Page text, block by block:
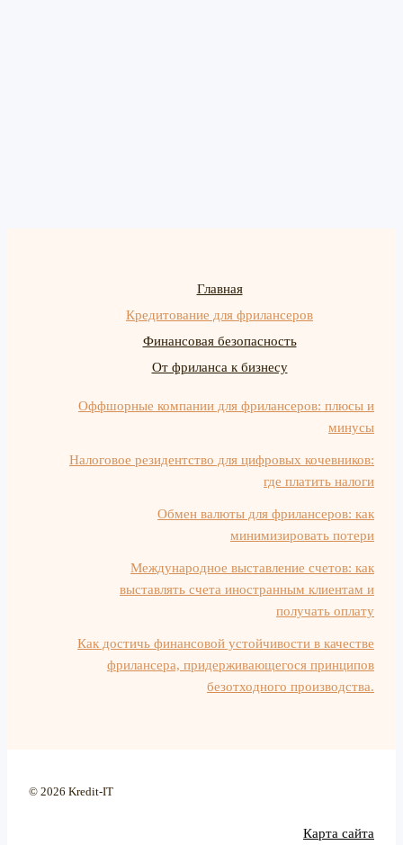
Главная
Кредитование для фрилансеров
Финансовая безопасность
От фриланса к бизнесу
Оффшорные компании для фрилансеров: плюсы и
минусы
Налоговое резидентство для цифровых кочевников:
где платить налоги
Обмен валюты для фрилансеров: как
минимизировать потери
Международное выставление счетов: как
выставлять счета иностранным клиентам и
получать оплату
Как достичь финансовой устойчивости в качестве
фрилансера, придерживающегося принципов
безотходного производства.
© 2026 Kredit-IT
Карта сайта